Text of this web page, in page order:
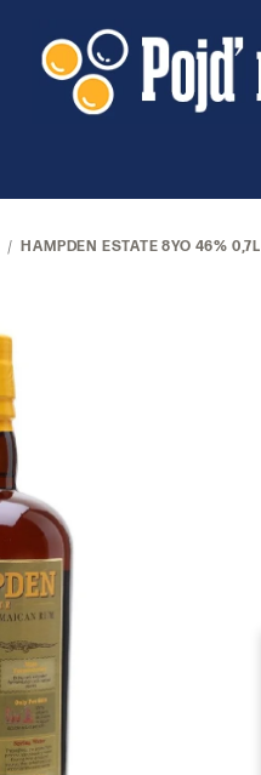
/ HAMPDEN ESTATE 8YO 46% 0,7L